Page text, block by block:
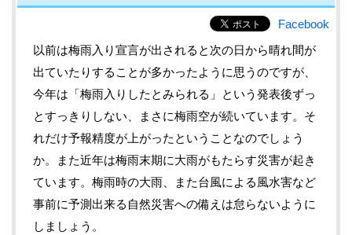
Facebook
以前は梅雨入り宣言が出されると次の日から晴れ間が
出ていたりすることが多かったように思うのですが、
今年は「梅雨入りしたとみられる」という発表後ずっ
とすっきりしない、まさに梅雨空が続いています。そ
れだけ予報精度が上がったということなのでしょう
か。また近年は梅雨末期に大雨がもたらす災害が起き
ています。梅雨時の大雨、また台風による風水害など
事前に予測出来る自然災害への備えは怠らないように
しましょう。